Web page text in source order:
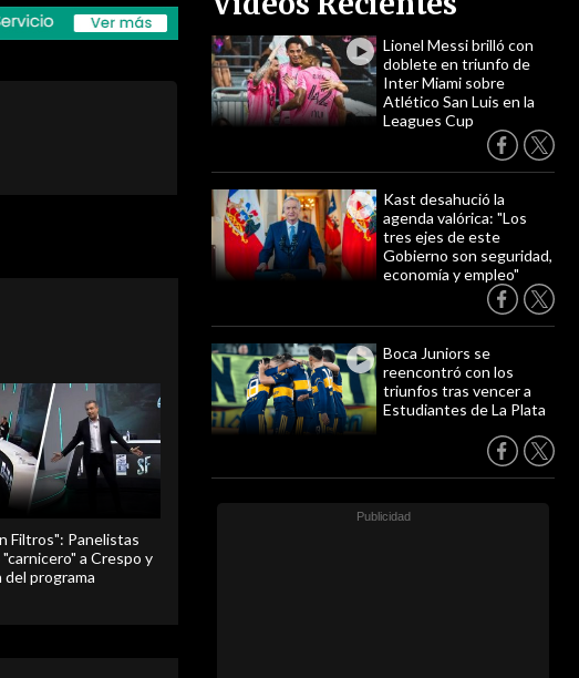
Lionel Messi brilló con
doblete en triunfo de
Inter Miami sobre
Atlético San Luis en la
Leagues Cup
Kast desahució la
agenda valórica: "Los
tres ejes de este
Gobierno son seguridad,
economía y empleo"
Boca Juniors se
reencontró con los
triunfos tras vencer a
Estudiantes de La Plata
Filtros": Panelistas
a Crespo y
programa